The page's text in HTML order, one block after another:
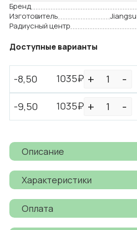
Бренд
Изготовитель
Радиусный центр
Доступные варианты
-8,50 1035₽
-9,50 1035₽
Описание
Характеристики
Оплата